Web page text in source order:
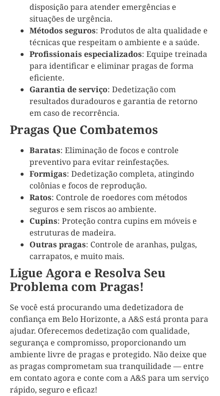
disposição para atender emergências e
situações de urgência.
Métodos seguros: Produtos de alta qualidade e
técnicas que respeitam o ambiente e a saúde.
Profissionais especializados: Equipe treinada
para identificar e eliminar pragas de forma
eficiente.
Garantia de serviço: Dedetização com
resultados duradouros e garantia de retorno
em caso de recorrência.
Pragas Que Combatemos
Baratas: Eliminação de focos e controle
preventivo para evitar reinfestações.
Formigas: Dedetização completa, atingindo
colônias e focos de reprodução.
Ratos: Controle de roedores com métodos
seguros e sem riscos ao ambiente.
Cupins: Proteção contra cupins em móveis e
estruturas de madeira.
Outras pragas: Controle de aranhas, pulgas,
carrapatos, e muito mais.
Ligue Agora e Resolva Seu
Problema com Pragas!
Se você está procurando uma dedetizadora de
confiança em Belo Horizonte, a A&S está pronta para
ajudar. Oferecemos dedetização com qualidade,
segurança e compromisso, proporcionando um
ambiente livre de pragas e protegido. Não deixe que
as pragas comprometam sua tranquilidade — entre
em contato agora e conte com a A&S para um serviço
rápido, seguro e eficaz!